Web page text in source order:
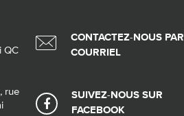
QC
rue
CONTACTEZ-NOUS PAR
COURRIEL
SUIVEZ-NOUS SUR
FACEBOOK